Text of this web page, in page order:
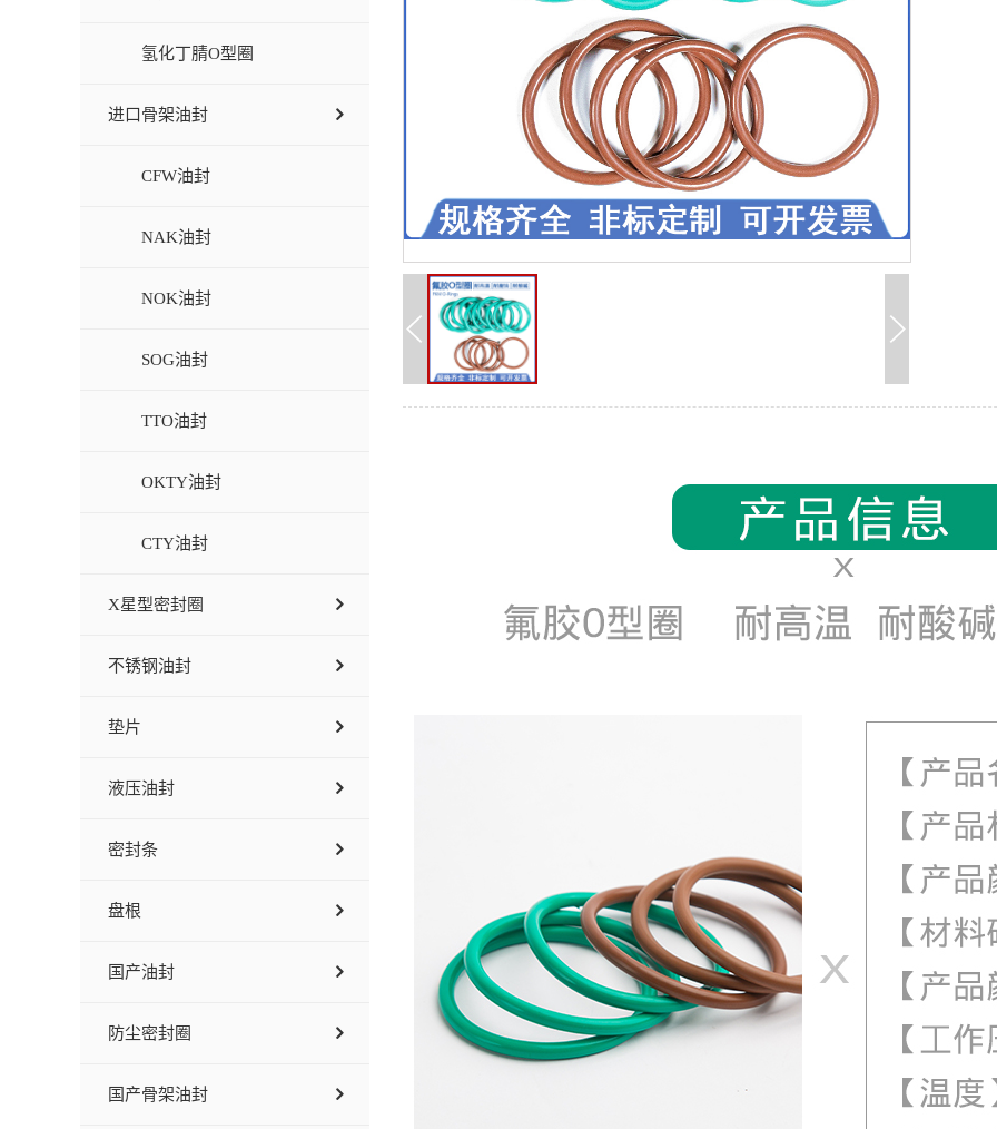
氢化丁腈O型圈
进口骨架油封
CFW油封
NAK油封
NOK油封
SOG油封
TTO油封
OKTY油封
CTY油封
X星型密封圈
不锈钢油封
垫片
液压油封
密封条
盘根
国产油封
防尘密封圈
国产骨架油封